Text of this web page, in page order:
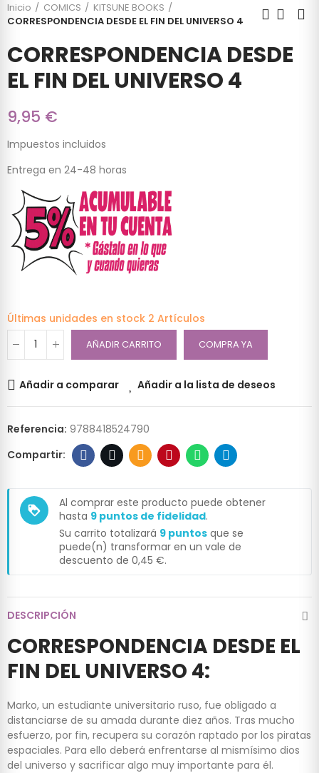
Inicio COMICS
KITSUNE BOOKS
CORRESPONDENCIA DESDE EL FIN DEL UNIVERSO 4
CORRESPONDENCIA DESDE
EL FIN DEL UNIVERSO 4
9,95 €
Impuestos incluidos
Entrega en 24-48 horas
Últimas unidades en stock 2 Artículos
AÑADIR CARRITO COMPRA YA
Añadir a comparar Añadir a la lista de deseos
Referencia: 9788418524790
loyalty
Al comprar este producto puede obtener
hasta 9 puntos de fidelidad.
Su carrito totalizará 9 puntos que se
puede(n) transformar en un vale de
descuento de 0,45 €.
DESCRIPCIÓN
CORRESPONDENCIA DESDE EL
FIN DEL UNIVERSO 4:
Marko, un estudiante universitario ruso, fue obligado a
distanciarse de su amada durante diez años. Tras mucho
esfuerzo, por fin, recupera su corazón raptado por los piratas
espaciales. Para ello deberá enfrentarse al mismísimo dios
del universo y sacrificar algo muy importante para él.